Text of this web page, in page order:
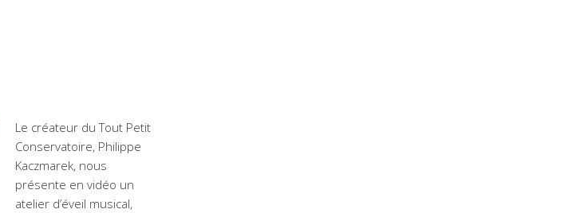
Le créateur du Tout Petit
Conservatoire, Philippe
Kaczmarek, nous
présente en vidéo un
atelier d’éveil musical,